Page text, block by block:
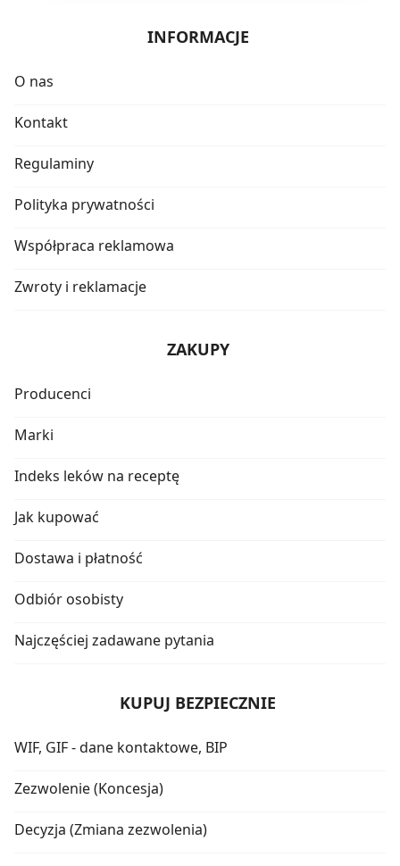
INFORMACJE
O nas
Kontakt
Regulaminy
Polityka prywatności
Współpraca reklamowa
Zwroty i reklamacje
ZAKUPY
Producenci
Marki
Indeks leków na receptę
Jak kupować
Dostawa i płatność
Odbiór osobisty
Najczęściej zadawane pytania
KUPUJ BEZPIECZNIE
WIF, GIF - dane kontaktowe, BIP
Zezwolenie (Koncesja)
Decyzja (Zmiana zezwolenia)